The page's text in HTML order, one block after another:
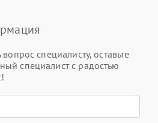
специалисту, оставьте
специалист с радостью